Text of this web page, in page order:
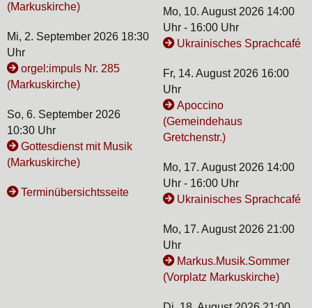
(Markuskirche)
Mi, 2. September 2026 18:30
Uhr
orgel:impuls Nr. 285
(Markuskirche)
So, 6. September 2026
10:30 Uhr
Gottesdienst mit Musik
(Markuskirche)
Terminübersichtsseite
Mo, 10. August 2026 14:00
Uhr - 16:00 Uhr
Ukrainisches Sprachcafé
Fr, 14. August 2026 16:00
Uhr
Apoccino
(Gemeindehaus
Gretchenstr.)
Mo, 17. August 2026 14:00
Uhr - 16:00 Uhr
Ukrainisches Sprachcafé
Mo, 17. August 2026 21:00
Uhr
Markus.Musik.Sommer
(Vorplatz Markuskirche)